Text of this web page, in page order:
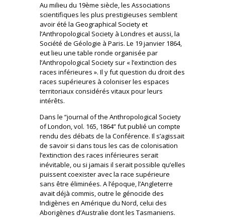
Au milieu du 19ème siècle, les Associations
scientifiques les plus prestigieuses semblent
avoir été la Geographical Society et
l’Anthropological Society à Londres et aussi, la
Société de Géologie à Paris. Le 19 janvier 1864,
eut lieu une table ronde organisée par
l’Anthropological Society sur « l’extinction des
races inférieures ». Il y fut question du droit des
races supérieures à coloniser les espaces
territoriaux considérés vitaux pour leurs
intérêts.
Dans le “journal of the Anthropological Society
of London, vol. 165, 1864” fut publié un compte
rendu des débats de la Conférence. Il s’agissait
de savoir si dans tous les cas de colonisation
l’extinction des races inférieures serait
inévitable, ou si jamais il serait possible qu’elles
puissent coexister avec la race supérieure
sans être éliminées. A l’époque, l’Angleterre
avait déjà commis, outre le génocide des
Indigènes en Amérique du Nord, celui des
Aborigènes d’Australie dont les Tasmaniens.